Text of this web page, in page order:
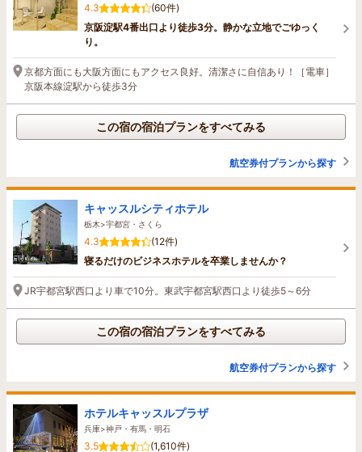
4.3
(60件)
京阪淀駅4番出口より徒歩3分。静かな立地でごゆっく
り。
京都方面にも大阪方面にもアクセス良好。清潔さに自信あり！［電車］
京阪本線淀駅から徒歩3分
この宿の宿泊プランをすべてみる
航空券付プランから探す
キャッスルシティホテル
栃木>宇都宮・さくら
4.3
(12件)
寝るだけのビジネスホテルを卒業しませんか？
JR宇都宮駅西口より車で10分。東武宇都宮駅西口より徒歩5～6分
この宿の宿泊プランをすべてみる
航空券付プランから探す
ホテルキャッスルプラザ
兵庫>神戸・有馬・明石
3.5
(1,610件)